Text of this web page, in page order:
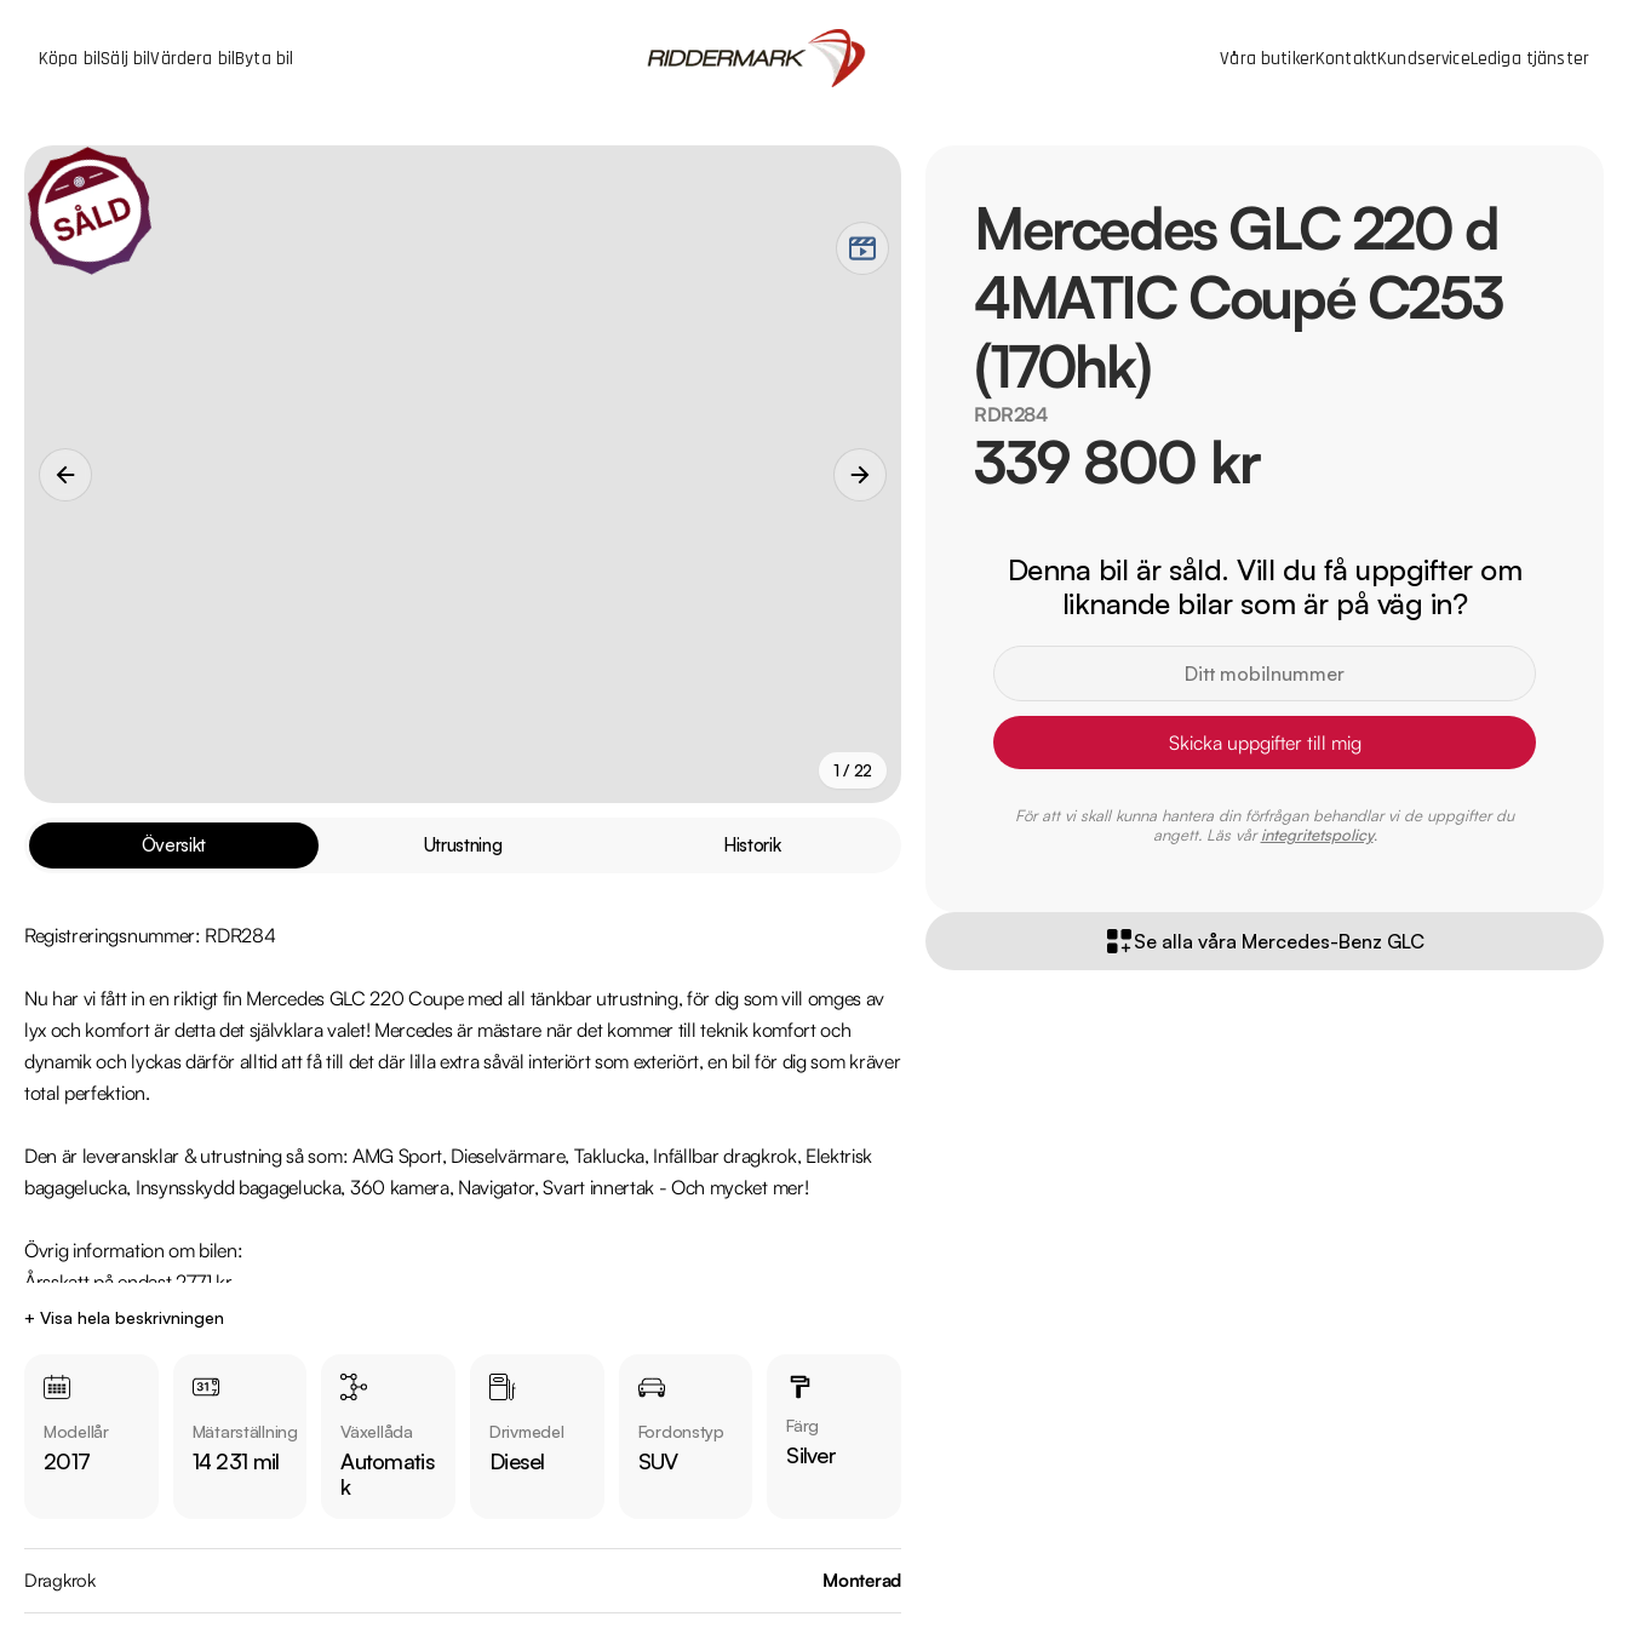
Köpa bilSälj bilVärdera bilByta bil Våra butikerKontaktKundserviceLediga tjänster
1 / 22
Översikt Utrustning Historik
Registreringsnummer: RDR284
Nu har vi fått in en riktigt fin Mercedes GLC 220 Coupe med all tänkbar utrustning, för dig som vill omges av
lyx och komfort är detta det självklara valet! Mercedes är mästare när det kommer till teknik komfort och
dynamik och lyckas därför alltid att få till det där lilla extra såväl interiört som exteriört, en bil för dig som kräver
total perfektion.
Den är leveransklar & utrustning så som: AMG Sport, Dieselvärmare, Taklucka, Infällbar dragkrok, Elektrisk
bagagelucka, Insynsskydd bagagelucka, 360 kamera, Navigator, Svart innertak - Och mycket mer!
Övrig information om bilen:
Årsskatt på endast 2771 kr
Vid blandad körning är förbrukning endast 0,51l/mil
Denna bil kan köpas med 12-48 mån garanti
Servicehistorik:
2017-07-12 - 2440 mil
2020-10-28 - 12710 mil
+ Visa hela beskrivningen
Modellår
2017
Mätarställning
14 231 mil
Växellåda
Automatis
k
Drivmedel
Diesel
Fordonstyp
SUV
Färg
Silver
Dragkrok Monterad
Mercedes GLC 220 d
4MATIC Coupé C253
(170hk)
RDR284
339 800 kr
Denna bil är såld. Vill du få uppgifter om
liknande bilar som är på väg in?
Skicka uppgifter till mig
För att vi skall kunna hantera din förfrågan behandlar vi de uppgifter du
angett. Läs vårintegritetspolicy.
Se alla våra Mercedes-Benz GLC